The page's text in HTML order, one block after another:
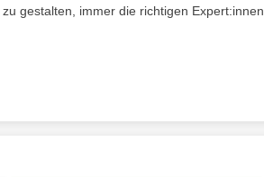
gestalten, immer die richtigen Expert:innen